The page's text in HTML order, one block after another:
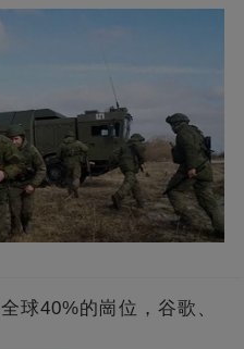
球40%的崗位，谷歌、